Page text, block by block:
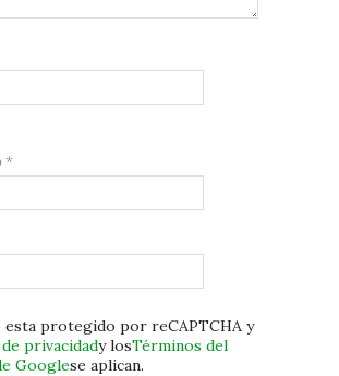
*
protegido por reCAPTCHA y
privacidady losTérminos del
Googlese aplican.